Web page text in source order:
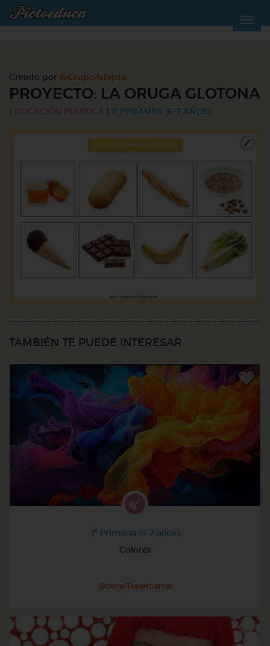
Creado por @GrupoAdapta
PROYECTO: LA ORUGA GLOTONA
EDUCACIÓN PLÁSTICA 1º PRIMARIA (6-7 AÑOS)
TAMBIÉN TE PUEDE INTERESAR
1º Primaria (6-7 años)
Colores
@OscarTraverGarcia